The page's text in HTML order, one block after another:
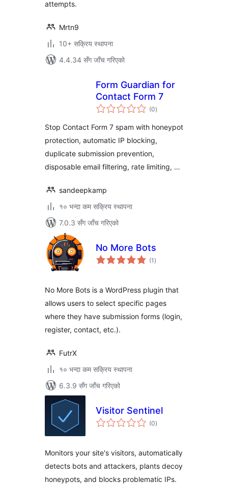
attempts.
Mrtn9
10+ सक्रिय स्थापना
4.4.34 सँग जाँच गरिएको
Form Guardian for
Contact Form 7
(0कुल
रेटिङ्गहरू
)
Stop Contact Form 7 spam with honeypot
protection, automatic IP blocking,
duplicate submission prevention,
disposable email filtering, rate limiting, …
sandeepkamp
१० भन्दा कम सक्रिय स्थापना
7.0.3 सँग जाँच गरिएको
No More Bots
(1 कुल
रेटिङ्गहरू
)
No More Bots is a WordPress plugin that
allows users to select specific pages
where they have submission forms (login,
register, contact, etc.).
FutrX
१० भन्दा कम सक्रिय स्थापना
6.3.9 सँग जाँच गरिएको
Visitor Sentinel
(0कुल
रेटिङ्गहरू
)
Monitors your site's visitors, automatically
detects bots and attackers, plants decoy
honeypots, and blocks problematic IPs.